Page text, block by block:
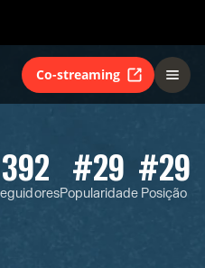
Co-streaming
392 #29
Popularidade
#29
Posição